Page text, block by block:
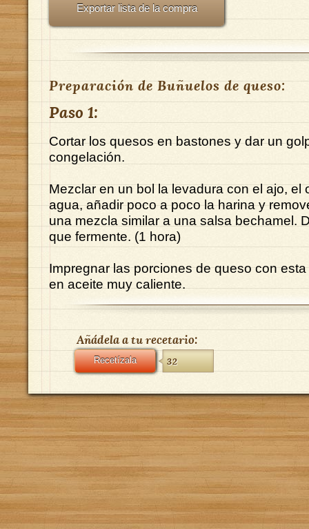
Exportar lista de la compra
Preparación de Buñuelos de queso:
Paso 1:
Cortar los quesos en bastones y dar un
congelación.
Mezclar en un bol la levadura con el ajo, el
agua, añadir poco a poco la harina y
una mezcla similar a una salsa bechamel.
que fermente. (1 hora)
Impregnar las porciones de queso con
en aceite muy caliente.
Añádela a tu recetario:
Recetízala 32